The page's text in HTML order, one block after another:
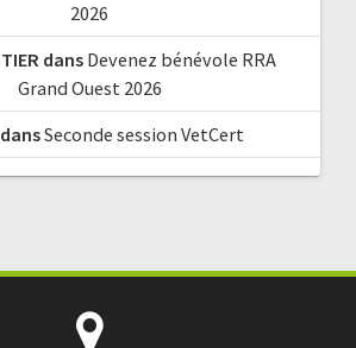
2026
dans Devenez bénévole RRA
Grand Ouest 2026
dansSeconde session VetCert